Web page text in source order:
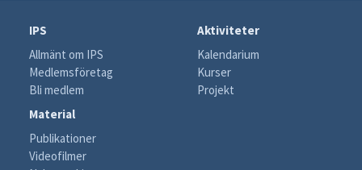
IPS
Allmänt om IPS
Medlemsföretag
Bli medlem
Aktiviteter
Kalendarium
Kurser
Projekt
Material
Publikationer
Videofilmer